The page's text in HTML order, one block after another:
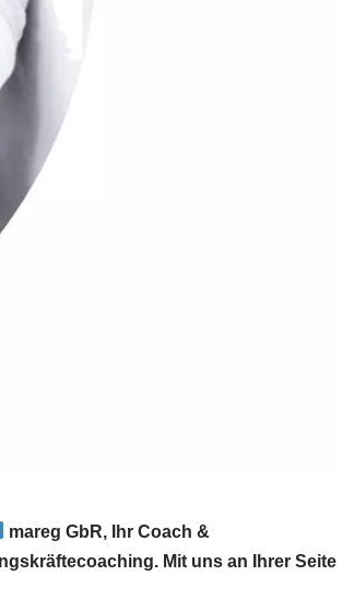
mareg GbR, Ihr Coach &
Mit uns an Ihrer Seite